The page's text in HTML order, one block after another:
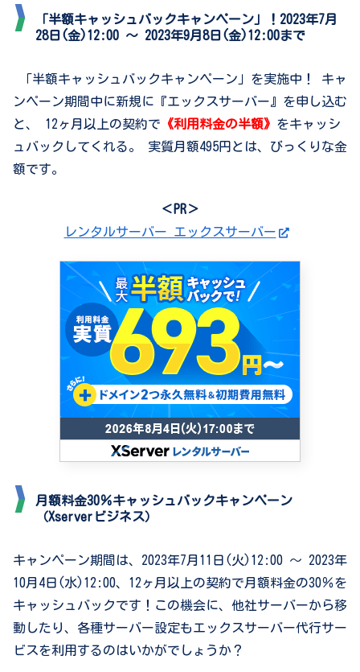
「半額キャッシュバックキャンペーン」！ 2023年7月
28日(金)12:00 ～ 2023年9月8日(金)12:00まで
「半額キャッシュバックキャンペーン」を実施中！ キャ
ンペーン期間中に新規に『エックスサーバー』を申し込む
と、 12ヶ月以上の契約で 《利用料金の半額》 をキャッシ
ュバックしてくれる。 実質月額495円とは、びっくりな金
額です。
＜PR＞
レンタルサーバー エックスサーバー
月額料金30％キャッシュバックキャンペーン
（Xserverビジネス）
キャンペーン期間は、2023年7月11日(火)12:00 〜 2023年
10月4日(水)12:00、12ヶ月以上の契約で月額料金の30％を
キャッシュバックです！この機会に、他社サーバーから移
動したり、各種サーバー設定もエックスサーバー代行サー
ビスを利用するのはいかがでしょうか？